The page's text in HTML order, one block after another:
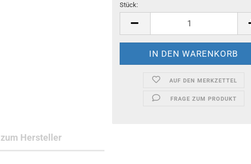
Stück:
Stück
AUF DEN MERKZETTEL
FRAGE ZUM PRODUKT
Hersteller